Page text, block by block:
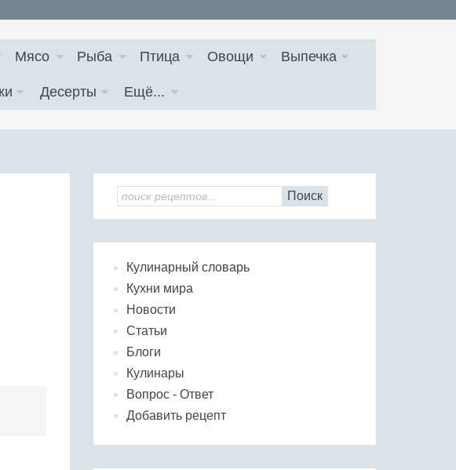
Мясо Рыба Птица Овощи Выпечка
Десерты Ещё...
Поиск
Кулинарный словарь
Кухни мира
Новости
Статьи
Блоги
Кулинары
Вопрос - Ответ
Добавить рецепт